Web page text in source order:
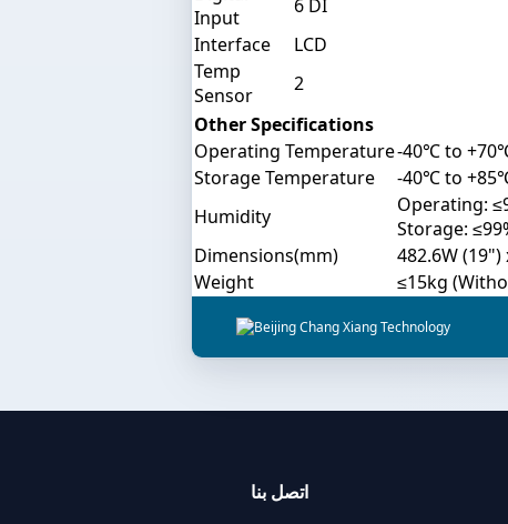
Input
6 DI
Interface
LCD
Temp
Sensor
2
Other Specifications
Operating Temperature-40℃ to
Storage Temperature
-40℃ to
Humidity
Operating:
Storage:
Dimensions(mm)
482.6W (19")
Weight
≤15kg
اتصل بنا